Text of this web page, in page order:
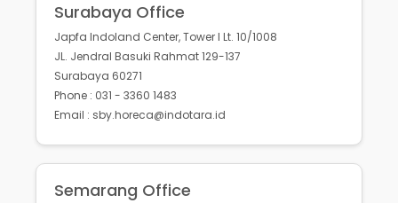
Surabaya Office
Japfa Indoland Center, Tower I Lt. 10/1008
JL. Jendral Basuki Rahmat 129-137
Surabaya 60271
Phone : 031 - 3360 1483
Email : sby.horeca@indotara.id
Semarang Office